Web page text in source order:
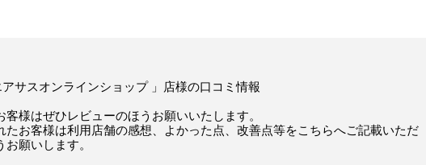
アサスオンラインショップ 」店様の口コミ情報
客様はぜひレビューのほうお願いいたします。
たお客様は利用店舗の感想、よかった点、改善点等をこちらへご記載いただ
お願いします。